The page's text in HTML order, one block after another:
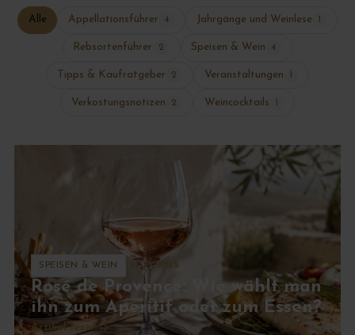
Alle Appellationsführer 4 Jahrgänge und Weinlese
Rebsortenführer 2 Speisen & Wein 4
Tipps & Kaufratgeber 2 Veranstaltungen 1
Verkostungsnotizen 2 Weincocktails 1
SPEISEN & WEIN IM FOKUS
Rosé de Provence: Wie wählt man
ihn zum Aperitif oder zum Essen?
Artikel lesen